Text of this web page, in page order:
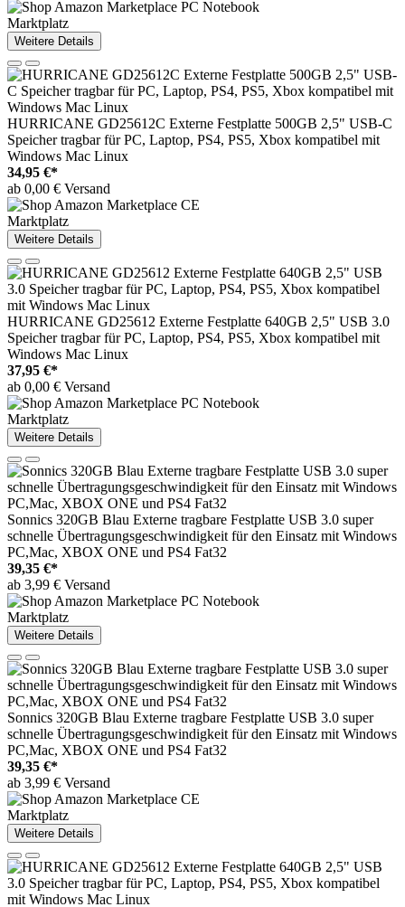
Marktplatz
Weitere Details
HURRICANE GD25612C Externe Festplatte 500GB 2,5" USB-C
Speicher tragbar für PC, Laptop, PS4, PS5, Xbox kompatibel mit
Windows Mac Linux
34,95 €*
ab 0,00 € Versand
Marktplatz
Weitere Details
HURRICANE GD25612 Externe Festplatte 640GB 2,5" USB 3.0
Speicher tragbar für PC, Laptop, PS4, PS5, Xbox kompatibel mit
Windows Mac Linux
37,95 €*
ab 0,00 € Versand
Marktplatz
Weitere Details
Sonnics 320GB Blau Externe tragbare Festplatte USB 3.0 super
schnelle Übertragungsgeschwindigkeit für den Einsatz mit Windows
PC,Mac, XBOX ONE und PS4 Fat32
39,35 €*
ab 3,99 € Versand
Marktplatz
Weitere Details
Sonnics 320GB Blau Externe tragbare Festplatte USB 3.0 super
schnelle Übertragungsgeschwindigkeit für den Einsatz mit Windows
PC,Mac, XBOX ONE und PS4 Fat32
39,35 €*
ab 3,99 € Versand
Marktplatz
Weitere Details